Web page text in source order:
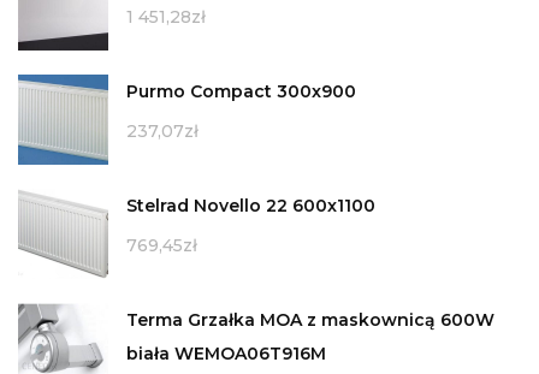
1 451,28zł
Purmo Compact 300x900
237,07zł
Stelrad Novello 22 600x1100
769,45zł
Terma Grzałka MOA z maskownicą 600W
biała WEMOA06T916M